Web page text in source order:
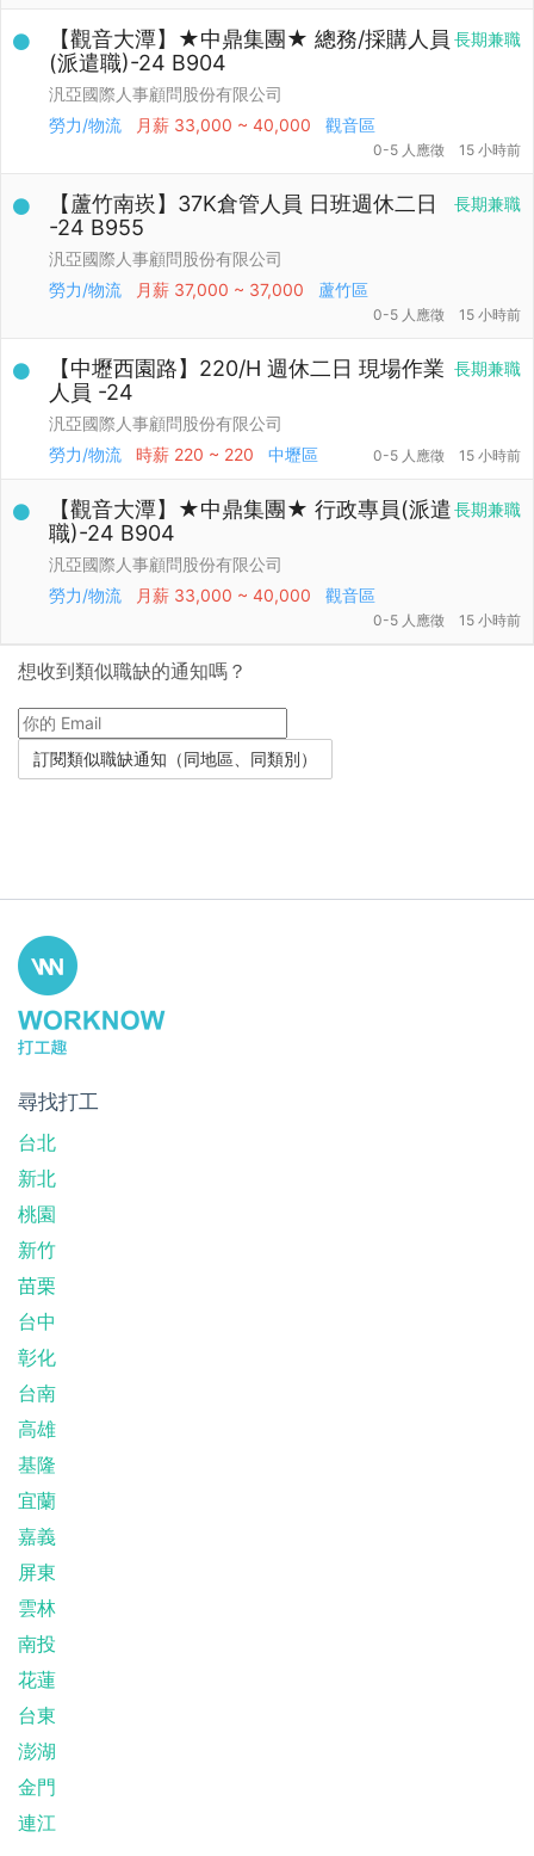
長期兼職
【觀音大潭】★中鼎集團★ 總務/採購人員
(派遣職)-24 B904
汎亞國際人事顧問股份有限公司
勞力/物流
月薪 33,000 ~ 40,000 觀音區
0-5 人應徵 15 小時前
長期兼職
【蘆竹南崁】37K倉管人員 日班週休二日
-24 B955
汎亞國際人事顧問股份有限公司
勞力/物流
月薪 37,000 ~ 37,000 蘆竹區
0-5 人應徵 15 小時前
長期兼職
【中壢西園路】220/H 週休二日 現場作業
人員 -24
汎亞國際人事顧問股份有限公司
勞力/物流
時薪 220 ~ 220 中壢區 0-5 人應徵 15 小時前
長期兼職
【觀音大潭】★中鼎集團★ 行政專員(派遣
職)-24 B904
汎亞國際人事顧問股份有限公司
勞力/物流
月薪 33,000 ~ 40,000 觀音區
0-5 人應徵 15 小時前
想收到類似職缺的通知嗎？
尋找打工
台北
新北
桃園
新竹
苗栗
台中
彰化
台南
高雄
基隆
宜蘭
嘉義
屏東
雲林
南投
花蓮
台東
澎湖
金門
連江